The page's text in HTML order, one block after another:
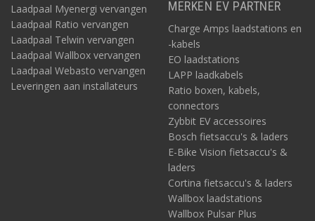
Laadpaal Myenergi vervangen
Laadpaal Ratio vervangen
Laadpaal Telwin vervangen
Laadpaal Wallbox vervangen
Laadpaal Webasto vervangen
Leveringen aan installateurs
MERKEN EV PARTNER
Charge Amps laadstations en
-kabels
EO laadstations
LAPP laadkabels
Ratio boxen, kabels,
connectors
Zybbit EV accessoires
Bosch fietsaccu's & laders
E-Bike Vision fietsaccu's &
laders
Cortina fietsaccu's & laders
Wallbox laadstations
Wallbox Pulsar Plus